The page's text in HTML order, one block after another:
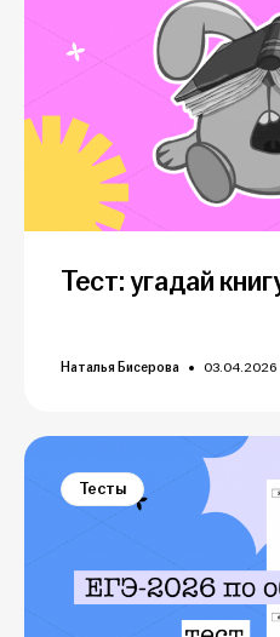
Тест: угадай
Наталья Бисерова 03.04.2026
Тесты